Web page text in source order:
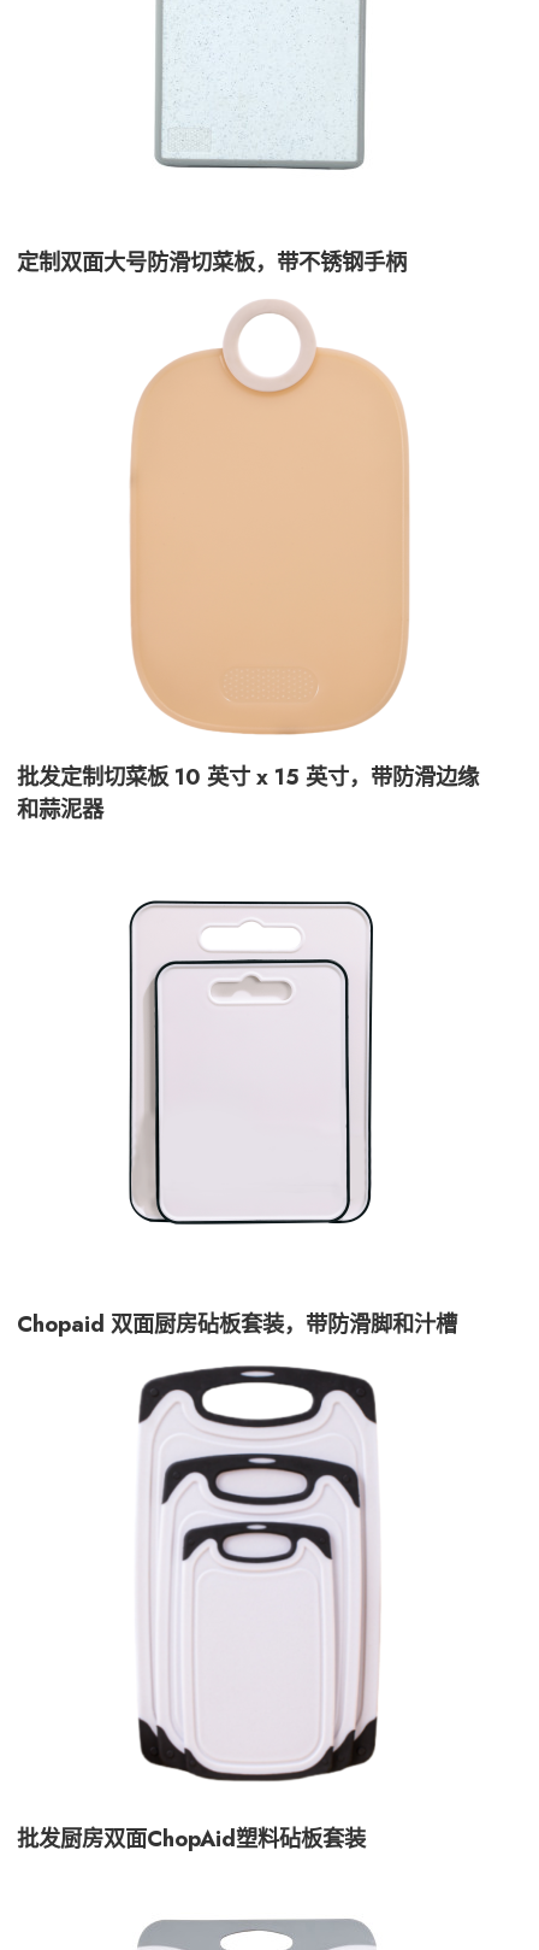
定制双面大号防滑切菜板，带不锈钢手柄
批发定制切菜板 10 英寸 x 15 英寸，带防滑边缘
和蒜泥器
Chopaid 双面厨房砧板套装，带防滑脚和汁槽
批发厨房双面ChopAid塑料砧板套装